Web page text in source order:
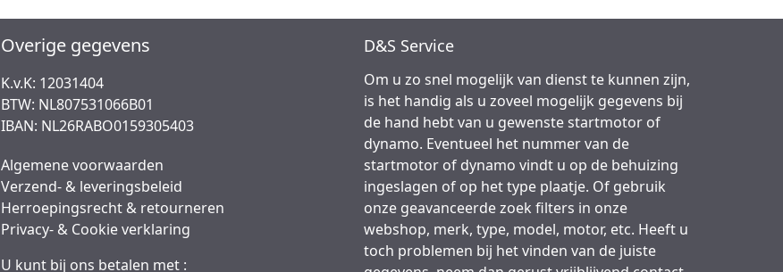
Overige gegevens
K.v.K: 12031404
BTW: NL807531066B01
IBAN: NL26RABO0159305403
Algemene voorwaarden
Verzend- & leveringsbeleid
Herroepingsrecht & retourneren
Privacy- & Cookie verklaring
U kunt bij ons betalen met :
D&S Service
Om u zo snel mogelijk van dienst te kunnen zijn,
is het handig als u zoveel mogelijk gegevens bij
de hand hebt van u gewenste startmotor of
dynamo. Eventueel het nummer van de
startmotor of dynamo vindt u op de behuizing
ingeslagen of op het type plaatje. Of gebruik
onze geavanceerde zoek filters in onze
webshop, merk, type, model, motor, etc. Heeft u
toch problemen bij het vinden van de juiste